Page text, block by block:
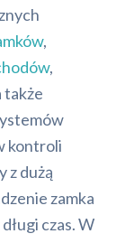
,
,
także
kontroli
z dużą
zamka
czas. W